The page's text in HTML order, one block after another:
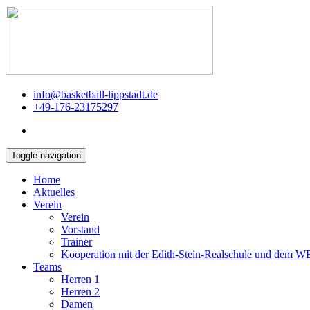
info@basketball-lippstadt.de
+49-176-23175297
Toggle navigation
Home
Aktuelles
Verein
Verein
Vorstand
Trainer
Kooperation mit der Edith-Stein-Realschule und dem
Teams
Herren 1
Herren 2
Damen